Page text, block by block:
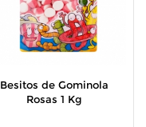
Besitos de Gominola
Rosas 1 Kg